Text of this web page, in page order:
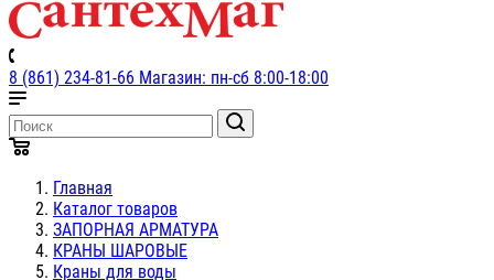
8 (861) 234-81-66 Магазин: пн-сб 8:00-18:00
Главная
Каталог товаров
ЗАПОРНАЯ АРМАТУРА
КРАНЫ ШАРОВЫЕ
Краны для воды